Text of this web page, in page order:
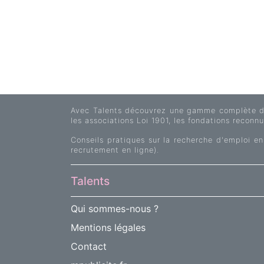
Avec Talents découvrez une gamme
les associations Loi 1901, les fondations
Conseils pratiques sur la recherche d'emploi
recrutement en ligne).
Talents
Qui sommes-nous ?
Mentions légales
Contact